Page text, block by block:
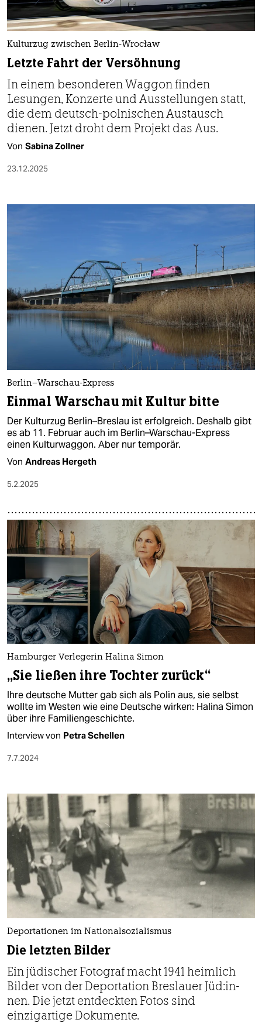
nord
wahrheit
verlag
verlag
veranstaltungen
shop
fragen & hilfe
Kulturzug zwischen Berlin-Wrocław
Letzte Fahrt der Versöhnung
In einem besonderen Waggon finden
Lesungen, Konzerte und Ausstellungen statt,
die dem deutsch-polnischen Austausch
dienen. Jetzt droht dem Projekt das Aus.
Von Sabina Zollner
23.12.2025
Berlin–Warschau-Express
Einmal Warschau mit Kultur bitte
Der Kulturzug Berlin–Breslau ist erfolgreich. Deshalb gibt
es ab 11. Februar auch im Berlin–Warschau-Express
einen Kulturwaggon. Aber nur temporär.
Von Andreas Hergeth
5.2.2025
Hamburger Verlegerin Halina Simon
„Sie ließen ihre Tochter zurück“
Ihre deutsche Mutter gab sich als Polin aus, sie selbst
wollte im Westen wie eine Deutsche wirken: Halina Simon
über ihre Familiengeschichte.
Interview von Petra Schellen
7.7.2024
Deportationen im Nationalsozialismus
Die letzten Bilder
Ein jüdischer Fotograf macht 1941 heimlich
Bilder von der Deportation Breslauer Jü­d:in­
nen. Die jetzt entdeckten Fotos sind
einzigartige Dokumente.